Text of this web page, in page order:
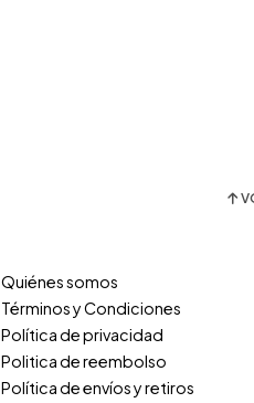
Quiénes somos
Términos y Condiciones
Política de privacidad
Politica de reembolso
Política de envíos y retiros